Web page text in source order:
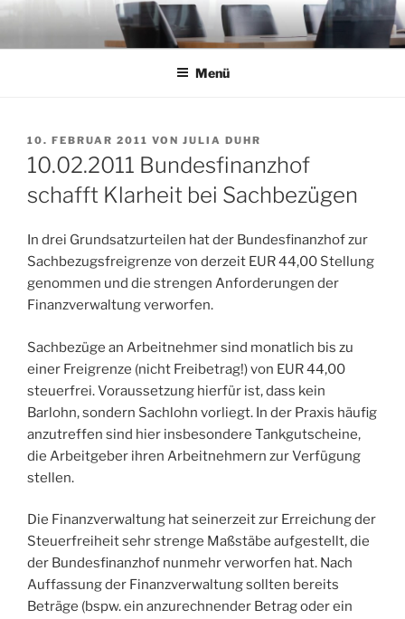
Zum
springen
Menü
VERÖFFENTLICHT
AM
10. FEBRUAR 2011 VON JULIA DUHR
10.02.2011 Bundesfinanzhof
schafft Klarheit bei Sachbezügen
In drei Grundsatzurteilen hat der Bundesfinanzhof zur
Sachbezugsfreigrenze von derzeit EUR 44,00 Stellung
genommen und die strengen Anforderungen der
Finanzverwaltung verworfen.
Sachbezüge an Arbeitnehmer sind monatlich bis zu
einer Freigrenze (nicht Freibetrag!) von EUR 44,00
steuerfrei. Voraussetzung hierfür ist, dass kein
Barlohn, sondern Sachlohn vorliegt. In der Praxis häufig
anzutreffen sind hier insbesondere Tankgutscheine,
die Arbeitgeber ihren Arbeitnehmern zur Verfügung
stellen.
Die Finanzverwaltung hat seinerzeit zur Erreichung der
Steuerfreiheit sehr strenge Maßstäbe aufgestellt, die
der Bundesfinanzhof nunmehr verworfen hat. Nach
Auffassung der Finanzverwaltung sollten bereits
Beträge (bspw. ein anzurechnender Betrag oder ein